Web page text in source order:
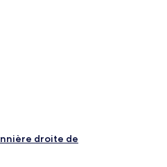
droite de